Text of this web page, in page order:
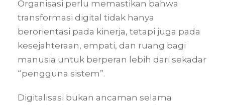
Organisasi perlu memastikan bahwa
transformasi digital tidak hanya
berorientasi pada kinerja, tetapi juga pada
kesejahteraan, empati, dan ruang bagi
manusia untuk berperan lebih dari sekadar
“pengguna sistem”.
Digitalisasi bukan ancaman selama